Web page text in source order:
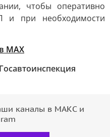
чтобы оперативно
и при необходимости
МАХ
каналы в МАКС и